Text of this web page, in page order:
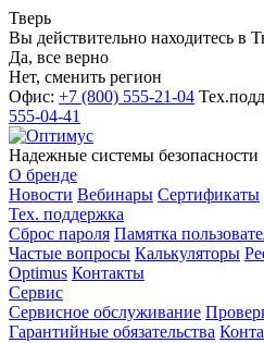
Тверь
Вы действительно находитесь в
Да, все верно
Нет, сменить регион
Офис: +7 (800) 555-21-04
555-04-41
Надежные системы безопасности
О бренде
Новости Вебинары Сертификаты
Тех. поддержка
Сброс пароля Памятка
Частые вопросы Калькуляторы
Optimus Контакты
Сервис
Сервисное обслуживание
Гарантийные обязательства